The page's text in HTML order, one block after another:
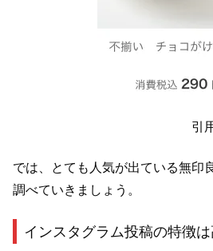
引
では、とても人気が出ている無印
調べていきましょう。
インスタグラム投稿の特徴